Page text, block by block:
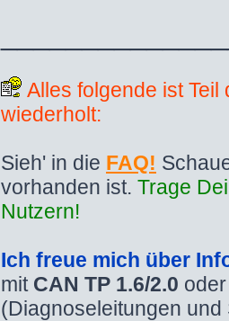
Alles folgende ist
wiederholt:
Sieh' in die FAQ!
vorhanden ist. Trage
Nutzern!
Ich freue mich über
mit CAN TP 1.6/2.0
(Diagnoseleitungen